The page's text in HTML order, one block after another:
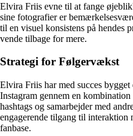
Elvira Friis evne til at fange
sine fotografier er
til en visuel konsistens på
vende tilbage for mere.
Strategi for Følgervækst
Elvira Friis har med succes
Instagram gennem en
hashtags og samarbejder med
engagerende tilgang til interaktion
fanbase.